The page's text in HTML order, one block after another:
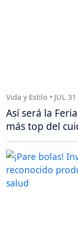
Vida y Estilo • JUL
Así será la
más top del